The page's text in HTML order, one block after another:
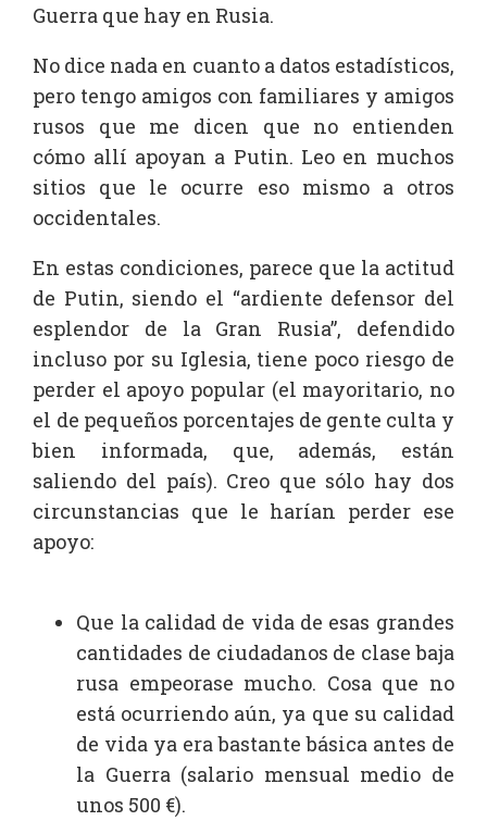
Guerra que hay en Rusia.
No dice nada en cuanto a datos estadísticos,
pero tengo amigos con familiares y amigos
rusos que me dicen que no entienden
cómo allí apoyan a Putin. Leo en muchos
sitios que le ocurre eso mismo a otros
occidentales.
En estas condiciones, parece que la actitud
de Putin, siendo el “ardiente defensor del
esplendor de la Gran Rusia”, defendido
incluso por su Iglesia, tiene poco riesgo de
perder el apoyo popular (el mayoritario, no
el de pequeños porcentajes de gente culta y
bien informada, que, además, están
saliendo del país). Creo que sólo hay dos
circunstancias que le harían perder ese
apoyo:
Que la calidad de vida de esas grandes
cantidades de ciudadanos de clase baja
rusa empeorase mucho. Cosa que no
está ocurriendo aún, ya que su calidad
de vida ya era bastante básica antes de
la Guerra (salario mensual medio de
unos 500 €).